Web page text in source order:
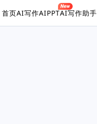
首页AI写作AIPPTAI写作助手